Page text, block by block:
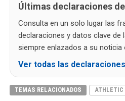
Últimas declaraciones
Consulta en un solo lugar las
declaraciones y datos clave de
siempre enlazados a su noticia
Ver todas las
TEMAS RELACIONADOS ATHLETIC